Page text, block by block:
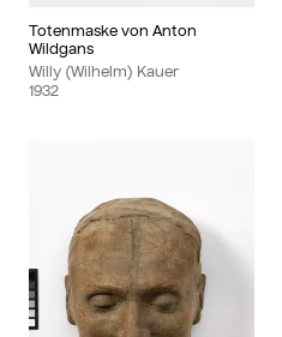
Totenmaske von Anton
Wildgans
Willy (Wilhelm) Kauer
1932